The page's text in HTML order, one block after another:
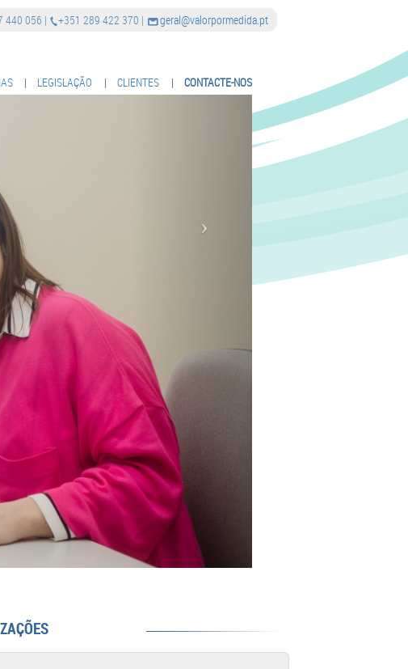
440 056 | +351 289 422 370 | geral@valorpormedida.pt
| LEGISLAÇÃO | CLIENTES | CONTACTE-NOS